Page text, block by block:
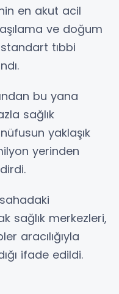
en akut acil
ve doğum
tıbbi
bu yana
sağlık
yaklaşık
yerinden
sağlık merkezleri,
aracılığıyla
ifade edildi.